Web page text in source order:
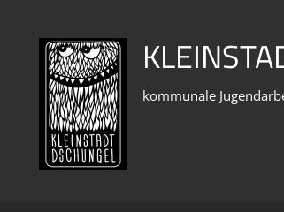
springen
kommunale